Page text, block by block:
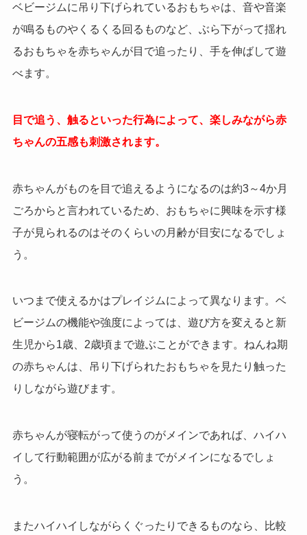
ベビージムに吊り下げられているおもちゃは、音や音楽
が鳴るものやくるくる回るものなど、ぶら下がって揺れ
るおもちゃを赤ちゃんが目で追ったり、手を伸ばして遊
べます。
目で追う、触るといった行為によって、楽しみながら赤
ちゃんの五感も刺激されます。
赤ちゃんがものを目で追えるようになるのは約3～4か月
ごろからと言われているため、おもちゃに興味を示す様
子が見られるのはそのくらいの月齢が目安になるでしょ
う。
いつまで使えるかはプレイジムによって異なります。 ベ
ビージムの機能や強度によっては、遊び方を変えると新
生児から1歳、2歳頃まで遊ぶことができます。ねんね期
の赤ちゃんは、吊り下げられたおもちゃを見たり触った
りしながら遊びます。
赤ちゃんが寝転がって使うのがメインであれば、ハイハ
イして行動範囲が広がる前までがメインになるでしょ
う。
またハイハイしながらくぐったりできるものなら、比較